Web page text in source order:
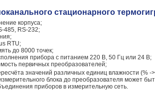
стационарного
корпуса;
485, RS-232;
RTU;
до 8000 точек;
прибора с питанием 220 В, 50 Гц или 24 В;
первичных преобразователей;
значений различных единиц влажности (% -
блока до преобразователя может
приборов в измерительную сеть.